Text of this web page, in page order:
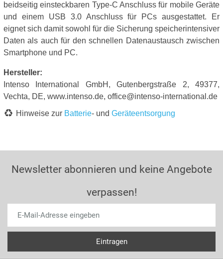
beidseitig einsteckbaren Type-C Anschluss für mobile Geräte
und einem USB 3.0 Anschluss für PCs ausgestattet. Er
eignet sich damit sowohl für die Sicherung speicherintensiver
Daten als auch für den schnellen Datenaustausch zwischen
Smartphone und PC.
Hersteller:
Intenso International GmbH, Gutenbergstraße 2, 49377,
Vechta, DE, www.intenso.de, office@intenso-international.de
Hinweise zur Batterie- und Geräteentsorgung
Newsletter abonnieren und keine Angebote
verpassen!